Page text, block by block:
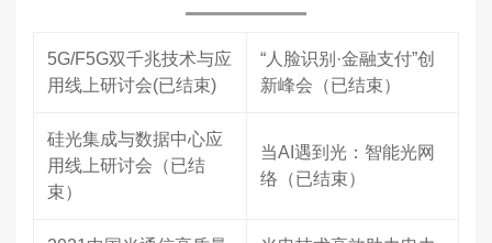
5G/F5G双千兆技术与应
用线上研讨会(已结束)
“人脸识别·金融支付”创
新峰会（已结束）
硅光集成与数据中心应
用线上研讨会（已结
束）
当AI遇到光：智能光网
络（已结束）